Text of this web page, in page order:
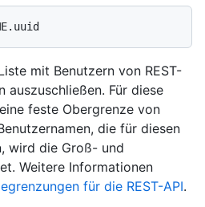
mit Benutzern von REST-
auszuschließen. Für diese
feste Obergrenze von
die für diesen
wird die Groß- und
Weitere Informationen
für die REST-API.